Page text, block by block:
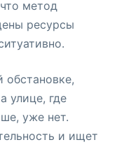
метод
ресурсы
улице, где
уже нет.
и ищет